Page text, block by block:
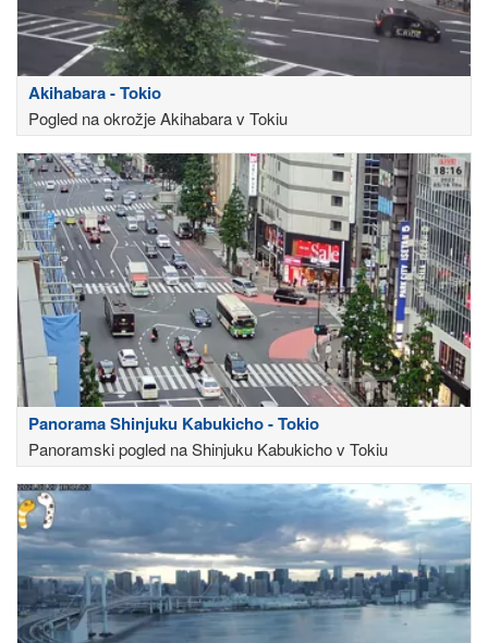
Akihabara - Tokio
Pogled na okrožje Akihabara v Tokiu
Panorama Shinjuku Kabukicho - Tokio
Panoramski pogled na Shinjuku Kabukicho v Tokiu